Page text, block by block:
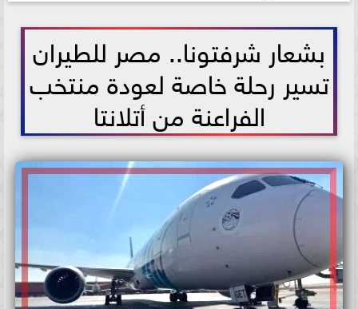
بشعار شرفتونا.. مصر للطيران
تسير رحلة خاصة لعودة منتخب
الفراعنة من أتلانتا